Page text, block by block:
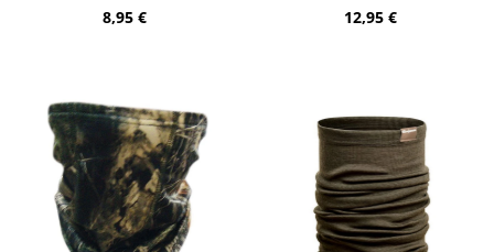
Regulärer Preis:
8,95 €
Regulärer Preis:
12,95 €